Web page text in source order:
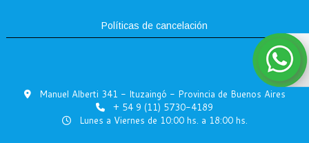
Políticas de cancelación
Manuel Alberti 341 - Ituzaingó - Provincia de Buenos Aires
+ 54 9 (11) 5730-4189
Lunes a Viernes de 10:00 hs. a 18:00 hs.